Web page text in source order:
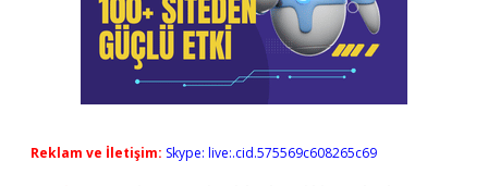
Reklam ve İletişim: Skype: live:.cid.575569c608265c69